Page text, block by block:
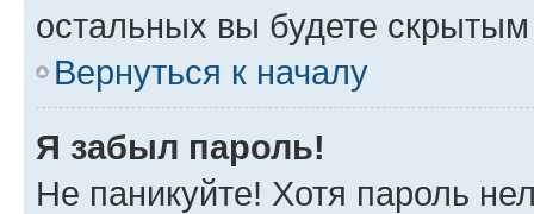
остальных вы будете
Вернуться к началу
Я забыл пароль!
Не паникуйте! Хотя пароль